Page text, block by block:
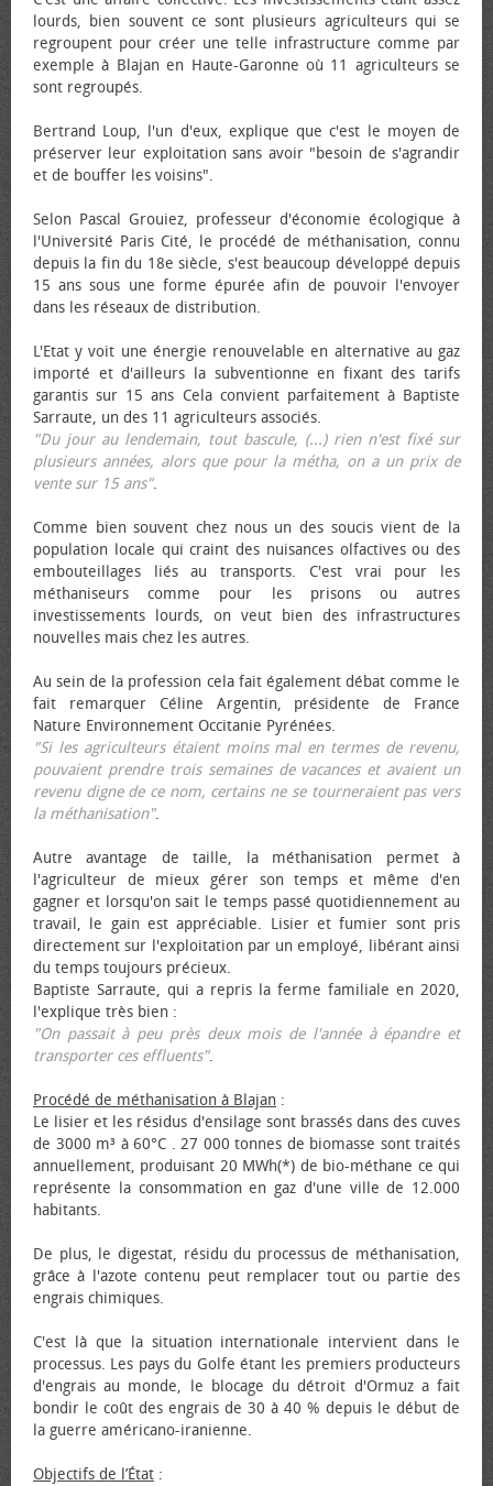
lourds, bien souvent ce sont plusieurs agriculteurs qui se
regroupent pour créer une telle infrastructure comme par
exemple à Blajan en Haute-Garonne où 11 agriculteurs se
sont regroupés.
Bertrand Loup, l'un d'eux, explique que c'est le moyen de
préserver leur exploitation sans avoir "besoin de s'agrandir
et de bouffer les voisins".
Selon Pascal Grouiez, professeur d'économie écologique à
l'Université Paris Cité, le procédé de méthanisation, connu
depuis la fin du 18e siècle, s'est beaucoup développé depuis
15 ans sous une forme épurée afin de pouvoir l'envoyer
dans les réseaux de distribution.
L'Etat y voit une énergie renouvelable en alternative au gaz
importé et d'ailleurs la subventionne en fixant des tarifs
garantis sur 15 ans Cela convient parfaitement à Baptiste
Sarraute, un des 11 agriculteurs associés.
"Du jour au lendemain, tout bascule, (...) rien n'est fixé sur
plusieurs années, alors que pour la métha, on a un prix de
vente sur 15 ans".
Comme bien souvent chez nous un des soucis vient de la
population locale qui craint des nuisances olfactives ou des
embouteillages liés au transports. C'est vrai pour les
méthaniseurs comme pour les prisons ou autres
investissements lourds, on veut bien des infrastructures
nouvelles mais chez les autres.
Au sein de la profession cela fait également débat comme le
fait remarquer Céline Argentin, présidente de France
Nature Environnement Occitanie Pyrénées.
"Si les agriculteurs étaient moins mal en termes de revenu,
pouvaient prendre trois semaines de vacances et avaient un
revenu digne de ce nom, certains ne se tourneraient pas vers
la méthanisation".
Autre avantage de taille, la méthanisation permet à
l'agriculteur de mieux gérer son temps et même d'en
gagner et lorsqu'on sait le temps passé quotidiennement au
travail, le gain est appréciable. Lisier et fumier sont pris
directement sur l'exploitation par un employé, libérant ainsi
du temps toujours précieux.
Baptiste Sarraute, qui a repris la ferme familiale en 2020,
l'explique très bien :
"On passait à peu près deux mois de l'année à épandre et
transporter ces effluents".
Procédé de méthanisation à Blajan :
Le lisier et les résidus d'ensilage sont brassés dans des cuves
de 3000 m³ à 60°C . 27 000 tonnes de biomasse sont traités
annuellement, produisant 20 MWh(*) de bio-méthane ce qui
représente la consommation en gaz d'une ville de 12.000
habitants.
De plus, le digestat, résidu du processus de méthanisation,
grâce à l'azote contenu peut remplacer tout ou partie des
engrais chimiques.
C'est là que la situation internationale intervient dans le
processus. Les pays du Golfe étant les premiers producteurs
d'engrais au monde, le blocage du détroit d'Ormuz a fait
bondir le coût des engrais de 30 à 40 % depuis le début de
la guerre américano-iranienne.
Objectifs de l’État :